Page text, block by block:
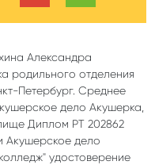
Александра
родильного отделения
Петербург. Среднее
дело Акушерка,
Диплом РТ 202862
Акушерское дело
удостоверение